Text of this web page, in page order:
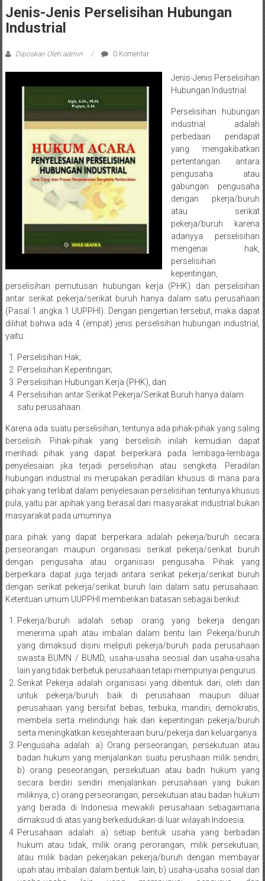
Bantul,
Wonosari,
Wates,
Magelang,
Solo,
Semarang,
Jakarta,
Surabaya,
Surakarta,
Sukoharjo,
Mungkid,
Purworejo,
Daerah
Istimewa
Yogyakarta,
Makassar,
Denpasar,
Salatiga,
Ungaran,
Pontianak,
Bandung,
Kendari,
Riau,
Pekanbaru,
Bengkulu,
Mukomuko,
Gunung
Kidul,
Kulon
Progo,
Balikpapan,
Jakarta
Pusat,
Tanggerang,
Purworejo,
Jenis-Jenis Perselisihan Hubungan
Industrial
Diposkan Oleh:admin 0 Komentar
Jenis-Jenis Perselisihan
Hubungan Industrial
Perselisihan hubungan
industrial adalah
perbedaan pendapat
yang mengakibatkan
pertentangan antara
pengusaha atau
gabungan pengusaha
dengan pkerja/buruh
atau serikat
pekerja/buruh karena
adanyya perselisihan
mengenai hak,
perselisihan
kepentingan,
perselisihan pemutusan hubungan kerja (PHK) dan perselisihan
antar serikat pekerja/serikat buruh hanya dalam satu perusahaan
(Pasal 1 angka 1 UUPPHI). Dengan pengertian tersebut, maka dapat
dilihat bahwa ada 4 (empat) jenis perselisihan hubungan industrial,
yaitu:
Perselisihan Hak;
Perselisihan Kepentingan;
Perselisihan Hubungan Kerja (PHK), dan
Perselisihan antar Serikat Pekerja/Serikat Buruh hanya dalam
satu perusahaan.
Karena ada suatu perselisihan, tentunya ada pihak-pihak yang saling
berselisih. Pihak-pihak yang berselisih inilah kemudian dapat
menhadi pihak yang dapat berperkara pada lembaga-lembaga
penyelesaian jika terjadi perselisihan atau sengketa. Peradilan
hubungan industrial ini merupakan peradilan khusus di mana para
pihak yang terlibat dalam penyelesaian perselisihan tentunya khusus
pula, yaitu par apihak yang berasal dari masyarakat industrial bukan
masyarakat pada umumnya.
para pihak yang dapat berperkara adalah pekerja/buruh secara
perseorangan maupun organisasi serikat pekerja/serikat buruh
dengan pengusaha atau organisasi pengusaha. Pihak yang
berperkara dapat juga terjadi antara serikat pekerja/serikat buruh
dengan serikat pekerja/serikat buruh lain dalam satu perusahaan.
Ketentuan umum UUPPHI memberikan batasan sebagai berikut:
Pekerja/buruh adalah setiap orang yang bekerja dengan
menerima upah atau imbalan dalam bentu lain. Pekerja/buruh
yang dimaksud disini meliputi pekerja/buruh pada perusahaan
swasta BUMN / BUMD, usaha-usaha seosial dan usaha-usaha
lain yang tidak berbetuk perusahaan tetapi mempunyai pengurus.
Serikat Pekerja adalah organisasi yang dibentuk dari, oleh dan
untuk pekerja/buruh baik di perusahaan maupun diluar
perusahaan yang bersifat bebas, terbuka, mandiri, demokratis,
membela serta melindungi hak dan kepentingan pekerja/buruh
serta meningkatkan kesejahteraan buru/pekerja dan keluarganya.
Pengusaha adalah: a) Orang perseorangan, persekutuan atau
badan hukum yang menjalankan suatu perushaan milik sendiri,
b) orang peseorangan, persekutuan atau badn hukum yang
secara berdiri sendiri menjalankan perusahaan yang bukan
miliknya, c) orang perseorangan, persekutuan atau badan hukum
yang berada di Indonesia mewakili perusahaan sebagaimana
dimaksud di atas yang berkedudukan di luar wilayah Indoesia.
Perusahaan adalah: a) setiap bentuk usaha yang berbadan
hukum atau tidak, milik orang perorangan, milik persekutuan,
atau milik badan pekerjakan pekerja/buruh dengan membayar
upah atau imbalan dalam bentuk lain, b) usaha-usaha sosial dan